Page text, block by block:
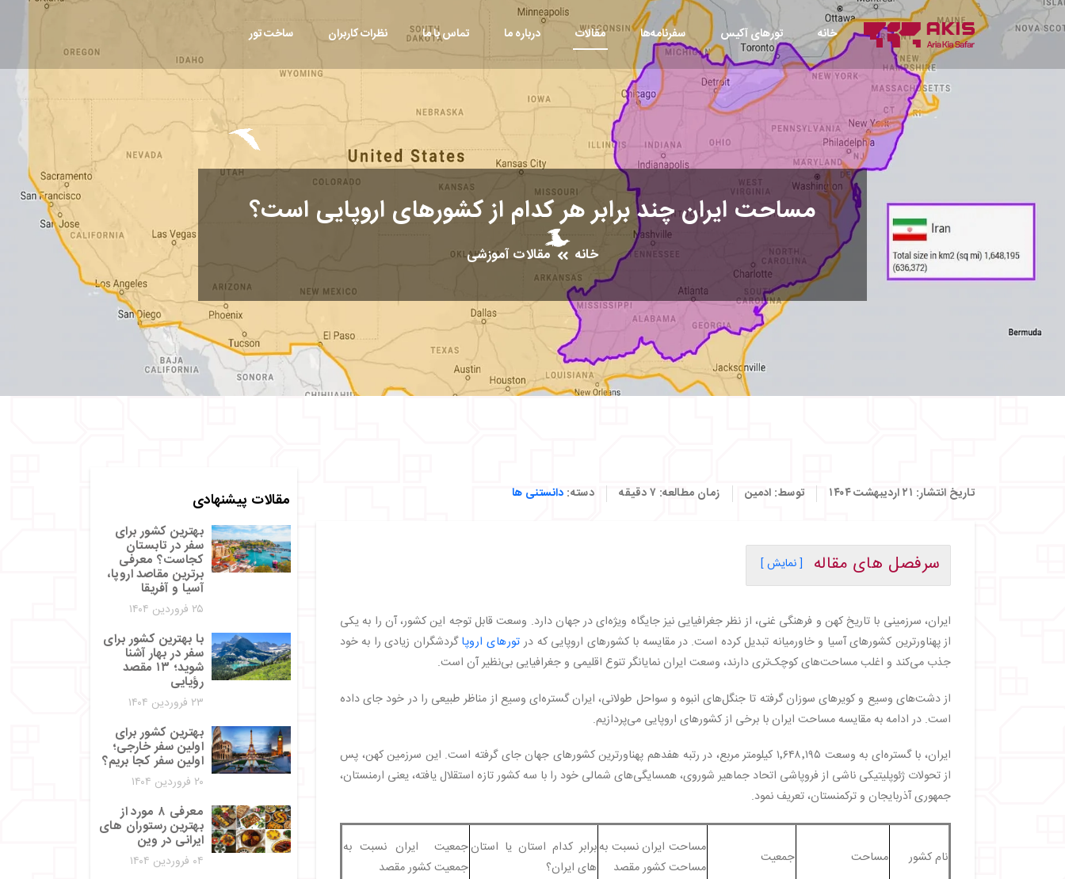
خانه تورهای آکیس سفرنامه‌ها مقالات درباره ما تماس با ما نظرات کاربران ساخت تور
مساحت ایران چند برابر هر کدام از کشورهای اروپایی است؟
خانه مقالات آموزشی
مقالات پیشنهادی
بهترین کشور برای
سفر در تابستان
کجاست؟ معرفی
برترین مقاصد اروپا،
آسیا و آفریقا
۲۵ فروردین ۱۴۰۴
با بهترین کشور برای
سفر در بهار آشنا
شوید؛ ۱۳ مقصد
رؤیایی
۲۳ فروردین ۱۴۰۴
بهترین کشور برای
اولین سفر خارجی؛
اولین سفر کجا بریم؟
۲۰ فروردین ۱۴۰۴
معرفی ۸ مورد از
بهترین رستوران های
ایرانی در وین
۰۴ فروردین ۱۴۰۴
تاریخ انتشار: ۲۱ اردیبهشت ۱۴۰۴ توسط: ادمین زمان مطالعه: ۷دقیقه دسته: دانستنی ها
سرفصل های مقاله
[ نمایش ]
・مساحت ایران نسبت به روسیه
・
مساحت ایران نسبت به فرانسه
・
مساحت ایران نسبت به اسپانیا
・ مساحت ایران نسبت به آلمان
・ مساحت ایران نسبت به بریتانیا
・
مساحت ایران نسبت به ایتالیا
مساحت ایران نسبت به سوئد
مساحت ایران نسبت به سوئیس
・ مساحت ایران نسبت به لهستان
・ مساحت ایران نسبت به یونان
・
مساحت ایران نسبت به ایسلند
مساحت ایران نسبت به ایرلند
・مساحت ایران نسبت به مجارستان
・ مساحت ایران نسبت به دانمارک
・
سخن آخر
ایران، سرزمینی با تاریخ کهن و فرهنگی غنی، از نظر جغرافیایی نیز جایگاه ویژه‌ای در جهان دارد. وسعت قابل توجه این کشور، آن را به یکی
از پهناورترین کشورهای آسیا و خاورمیانه تبدیل کرده است. در مقایسه با کشورهای اروپایی که درتورهای اروپاگردشگران زیادی را به خود
جذب می‌کند و اغلب مساحت‌های کوچک‌تری دارند، وسعت ایران نمایانگر تنوع اقلیمی و جغرافیایی بی‌نظیر آن است.
از دشت‌های وسیع و کویرهای سوزان گرفته تا جنگل‌های انبوه و سواحل طولانی، ایران گستره‌ای وسیع از مناظر طبیعی را در خود جای داده
است. در ادامه به مقایسه مساحت ایران با برخی از کشورهای اروپایی می‌پردازیم.
ایران، با گستره‌ای به وسعت ۱٬۶۴۸٬۱۹۵ کیلومتر مربع، در رتبه هفدهم پهناورترین کشورهای جهان جای گرفته است. این سرزمین کهن، پس
از تحولات ژئوپلیتیکی ناشی از فروپاشی اتحاد جماهیر شوروی، همسایگی‌های شمالی خود را با سه کشور تازه استقلال یافته، یعنی ارمنستان،
جمهوری آذربایجان و ترکمنستان، تعریف نمود.
نام کشور مساحت جمعیت
مساحت ایران نسبت به
مساحت کشور مقصد
برابر کدام استان یا استان
های ایران؟
جمعیت ایران نسبت به
جمعیت کشور مقصد